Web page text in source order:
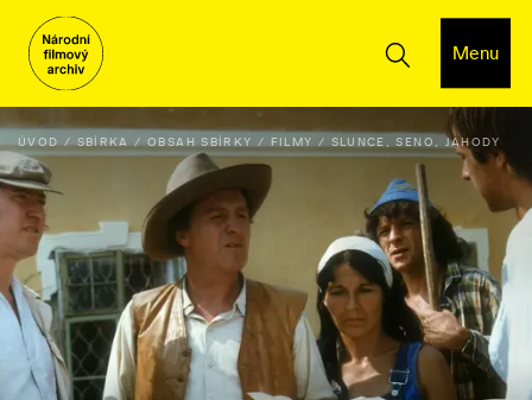
Menu
ÚVOD SBÍRKA OBSAH SBÍRKY FILMY SLUNCE, SENO, JAHODY